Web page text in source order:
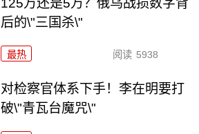
125万还是5万？俄乌战损数字背
后的\"三国杀\"
最热 阅读 5938
对检察官体系下手！李在明要打
破\"青瓦台魔咒\"